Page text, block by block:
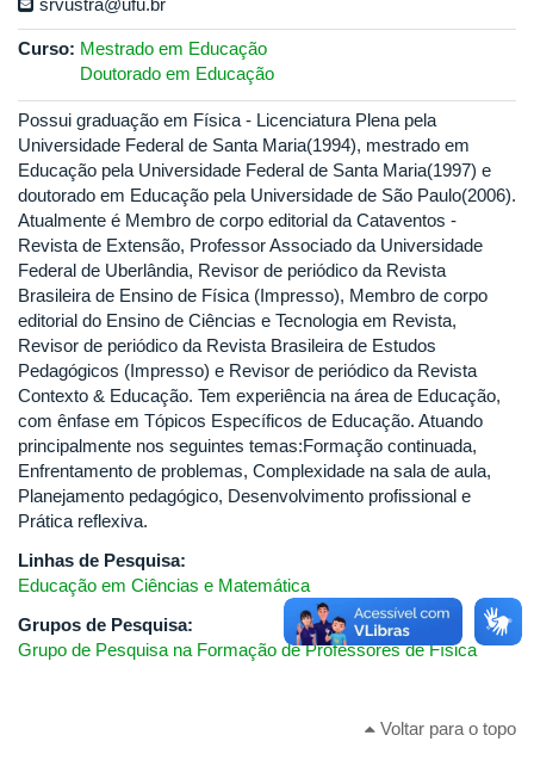
srvustra@ufu.br
Curso: Mestrado em Educação
Doutorado em Educação
Possui graduação em Física - Licenciatura Plena pela
Universidade Federal de Santa Maria(1994), mestrado em
Educação pela Universidade Federal de Santa Maria(1997) e
doutorado em Educação pela Universidade de São Paulo(2006).
Atualmente é Membro de corpo editorial da Cataventos -
Revista de Extensão, Professor Associado da Universidade
Federal de Uberlândia, Revisor de periódico da Revista
Brasileira de Ensino de Física (Impresso), Membro de corpo
editorial do Ensino de Ciências e Tecnologia em Revista,
Revisor de periódico da Revista Brasileira de Estudos
Pedagógicos (Impresso) e Revisor de periódico da Revista
Contexto & Educação. Tem experiência na área de Educação,
com ênfase em Tópicos Específicos de Educação. Atuando
principalmente nos seguintes temas:Formação continuada,
Enfrentamento de problemas, Complexidade na sala de aula,
Planejamento pedagógico, Desenvolvimento profissional e
Prática reflexiva.
Linhas de Pesquisa:
Educação em Ciências e Matemática
Grupos de Pesquisa:
Grupo de Pesquisa na Formação de Professores de Física
Voltar para o topo